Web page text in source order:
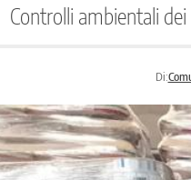
Controlli ambientali
Di: